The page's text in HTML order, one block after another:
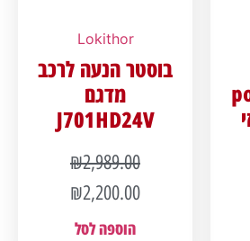
Lokithor
בוסטר הנעה לרכב
מדגם
J701HD24V
₪2,989.00
₪2,200.00
הוספה לסל